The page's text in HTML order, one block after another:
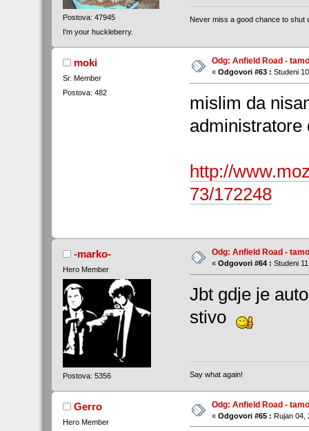
Postova: 47945
I'm your huckleberry.
Never miss a good chance to shut
moki
Sr. Member
Postova: 482
Odg: Anfield Road -
« Odgovori #63 : Studeni
mislim da
administratore
http://
73/172248
-marko-
Hero Member
Postova: 5356
Odg: Anfield Road -
« Odgovori #64 : Studeni
Jbt gdje je
stivo
Say what again!
Gerro
Hero Member
Odg: Anfield Road -
« Odgovori #65 : Rujan 04,